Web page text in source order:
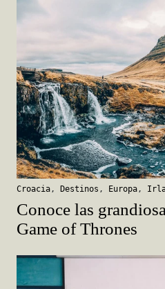
Croacia, Destinos , Europa,
Conoce las
Game of Thrones